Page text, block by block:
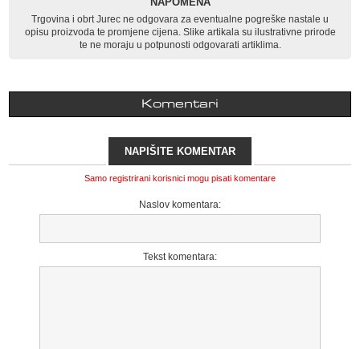
Trgovina i obrt Jurec ne odgovara za eventualne pogreške nastale u
opisu proizvoda te promjene cijena. Slike artikala su ilustrativne prirode
te ne moraju u potpunosti odgovarati artiklima.
Komentari
NAPIŠITE KOMENTAR
Samo registrirani korisnici mogu pisati komentare
Naslov komentara:
Tekst komentara: